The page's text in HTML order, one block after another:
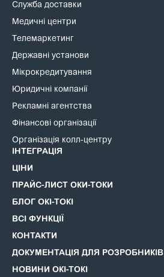
Служба доставки
Медичні центри
Телемаркетинг
Державні установи
Мікрокредитування
Юридичні компанії
Рекламні агентства
Фінансові організації
Організація колл-центру
ІНТЕГРАЦІЯ
ЦІНИ
ПРАЙС-ЛИСТ ОКИ-ТОКИ
БЛОГ ОКІ-ТОКІ
ВСІ ФУНКЦІЇ
КОНТАКТИ
ДОКУМЕНТАЦІЯ ДЛЯ РОЗРОБНИКІВ
НОВИНИ ОКІ-ТОКІ